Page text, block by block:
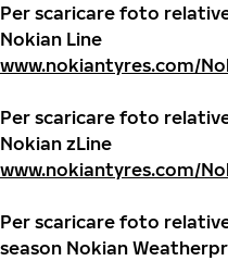
Per scaricare foto
Nokian Line
www.nokiantyres.com/
Per scaricare foto
Nokian zLine
www.nokiantyres.com/
Per scaricare foto
season Nokian